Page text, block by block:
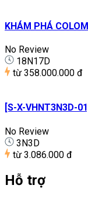
KHÁM PHÁ
No Review
18N17D
từ 358.000.000 đ
[S-X-VHNT3N3D-
No Review
3N3D
từ 3.086.000 đ
Hỗ trợ